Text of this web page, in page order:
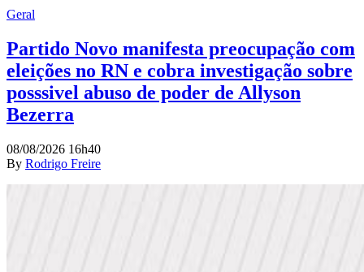
Geral
Partido Novo manifesta preocupação com
eleições no RN e cobra investigação sobre
posssivel abuso de poder de Allyson
Bezerra
08/08/2026 16h40
By Rodrigo Freire